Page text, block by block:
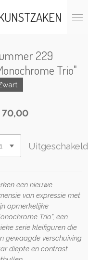
229
Trio"
een nieuwe
van expressie met
opmerkelijke
Trio", een
serie kleifiguren die
gewaagde verschuiving
diepte en contrast